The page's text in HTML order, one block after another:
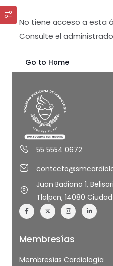
No tiene acceso a esta
Consulte el
Go to Home
55 5554 0672
Juan Badiano 1,
Tlalpan, 14080
Membresías
Membresías Cardiología